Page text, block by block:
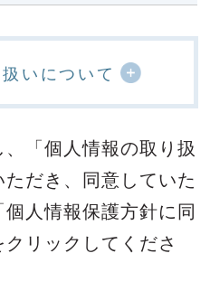
いについて
「個人情報の取り扱
だき、 同意していた
人情報保護方針に同
リックしてくださ